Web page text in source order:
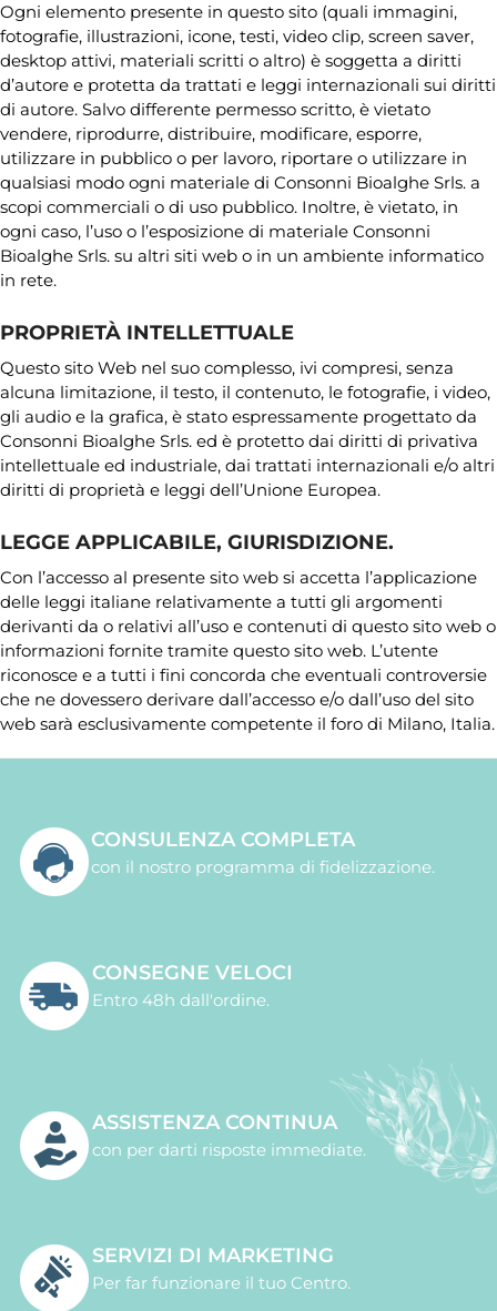
Ogni elemento presente in questo sito (quali immagini,
fotografie, illustrazioni, icone, testi, video clip, screen saver,
desktop attivi, materiali scritti o altro) è soggetta a diritti
d’autore e protetta da trattati e leggi internazionali sui diritti
di autore. Salvo differente permesso scritto, è vietato
vendere, riprodurre, distribuire, modificare, esporre,
utilizzare in pubblico o per lavoro, riportare o utilizzare in
qualsiasi modo ogni materiale di Consonni Bioalghe Srls. a
scopi commerciali o di uso pubblico. Inoltre, è vietato, in
ogni caso, l’uso o l’esposizione di materiale Consonni
Bioalghe Srls. su altri siti web o in un ambiente informatico
in rete.
PROPRIETÀ INTELLETTUALE
Questo sito Web nel suo complesso, ivi compresi, senza
alcuna limitazione, il testo, il contenuto, le fotografie, i video,
gli audio e la grafica, è stato espressamente progettato da
Consonni Bioalghe Srls. ed è protetto dai diritti di privativa
intellettuale ed industriale, dai trattati internazionali e/o altri
diritti di proprietà e leggi dell’Unione Europea.
LEGGE APPLICABILE, GIURISDIZIONE.
Con l’accesso al presente sito web si accetta l’applicazione
delle leggi italiane relativamente a tutti gli argomenti
derivanti da o relativi all’uso e contenuti di questo sito web o
informazioni fornite tramite questo sito web. L’utente
riconosce e a tutti i fini concorda che eventuali controversie
che ne dovessero derivare dall’accesso e/o dall’uso del sito
web sarà esclusivamente competente il foro di Milano, Italia.
CONSULENZA COMPLETA
con il nostro programma di fidelizzazione.
CONSEGNE VELOCI
Entro 48h dall'ordine.
ASSISTENZA CONTINUA
con per darti risposte immediate.
SERVIZI DI MARKETING
Per far funzionare il tuo Centro.